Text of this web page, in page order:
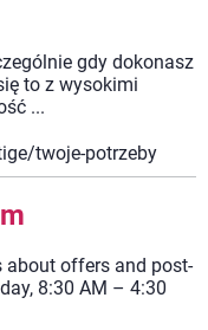
gdy dokonasz
to z wysokimi
...
twoje-potrzeby
about offers and post-
8:30 AM – 4:30